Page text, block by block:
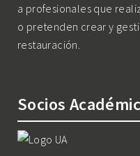
a profesionales que
o pretenden crear y
restauración.
Socios